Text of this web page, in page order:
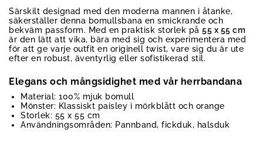
Särskilt designad med den moderna mannen i åtanke,
säkerställer denna bomullsbana en smickrande och
bekväm passform. Med en praktisk storlek på 55 x 55 cm
är den lätt att vika, bära med sig och experimentera med
för att ge varje outfit en originell twist, vare sig du är ute
efter en robust, äventyrlig eller sofistikerad stil.
Elegans och mångsidighet med vår herrbandana
Material: 100% mjuk bomull
Mönster: Klassiskt paisley i mörkblått och orange
Storlek: 55 x 55 cm
Användningsområden: Pannband, fickduk, halsduk